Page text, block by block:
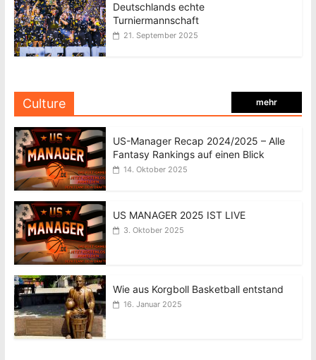
Deutschlands echte
Turniermannschaft
21. September 2025
Culture mehr
US-Manager Recap 2024/2025 – Alle
Fantasy Rankings auf einen Blick
14. Oktober 2025
US MANAGER 2025 IST LIVE
3. Oktober 2025
Wie aus Korgboll Basketball entstand
16. Januar 2025